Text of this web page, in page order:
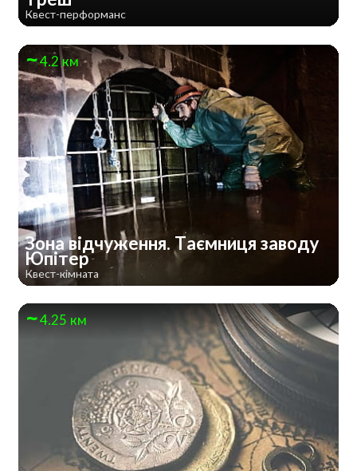
Квест-перформанс
4.2 км
Зона відчуження. Таємниця заводу
Юпітер
Квест-кімната
4.25 км